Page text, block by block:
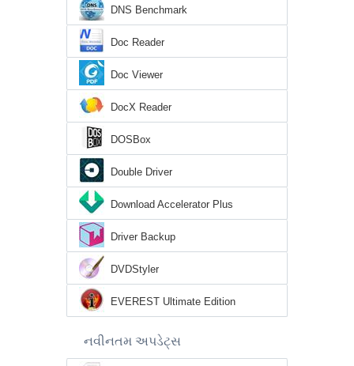
DNS Benchmark
Doc Reader
Doc Viewer
DocX Reader
DOSBox
Double Driver
Download Accelerator Plus
Driver Backup
DVDStyler
EVEREST Ultimate Edition
નવીનતમ અપડેટ્સ